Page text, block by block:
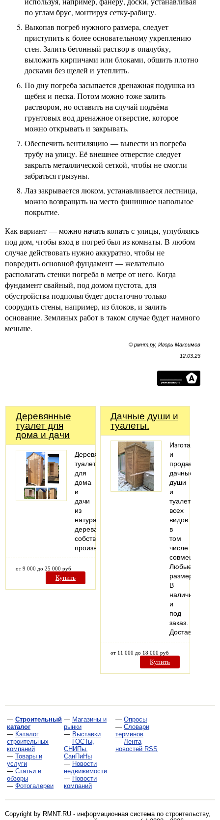
по углам брус, монтируя сетку-рабицу.
Выкопав погреб нужного размера, следует
приступить к более основательному укреплению
стен. Залить бетонный раствор в опалубку,
выложить кирпичами или блоками, обшить плотно
досками без щелей и утеплить.
По дну погреба засыпается дренажная подушка из
щебня и песка. Потом можно тоже залить
раствором, но оставить на случай подъёма
грунтовых вод дренажное отверстие, которое
можно открывать и закрывать.
Обеспечить вентиляцию — вывести из погреба
трубу на улицу. Её внешнее отверстие следует
закрыть металлической сеткой, чтобы не смогли
забраться грызуны.
Лаз закрывается люком, устанавливается лестница,
можно возвращать на место финишное напольное
покрытие.
Как вариант — можно начать копать с улицы, углубляясь
под дом, чтобы вход в погреб был из комнаты. В любом
случае действовать нужно аккуратно, чтобы не
повредить основной фундамент — желательно
располагать стенки погреба в метре от него. Когда
фундамент свайный, под домом пустота, для
обустройства подполья будет достаточно только
соорудить стены, например, из блоков, и залить
основание. Земляных работ в таком случае будет намного
меньше.
© рмнт.ру, Игорь Максимов
12.03.23
Деревянные
туалет для
дома и дачи
Деревянные
туалеты
для
дома
и
дачи
из
натурального
дерева,
собственного
производства.
от 9 000 до 25 000 руб
Купить
Дачные души и
туалеты.
Изготавливаем
и
продаем
дачные
души
и
туалеты
всех
видов
в
том
числе
совмещенные.
Любые
размеры.
В
наличии
и
под
заказ.
Доставка.
от 11 000 до 18 000 руб
Купить
— Строительный
каталог
— Каталог
строительных
компаний
— Товары и
услуги
— Статьи и
обзоры
— Фотогалереи
— Магазины и
рынки
— Выставки
— ГОСТы,
СНИПы,
СанПиНы
— Новости
недвижимости
— Новости
компаний
— Опросы
— Словари
терминов
— Лента
новостей RSS
Copyright by RMNT.RU - информационная система по строительству,